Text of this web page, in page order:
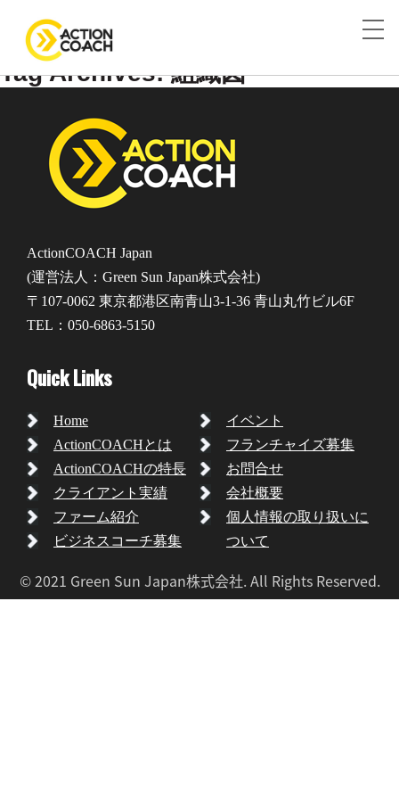
Tag Archives: 組織図
ActionCOACH Japan
(運営法人：Green Sun Japan株式会社)
〒107-0062 東京都港区南青山3-1-36 青山丸竹ビル6F
TEL：050-6863-5150
Quick Links
Home
ActionCOACHとは
ActionCOACHの特長
クライアント実績
ファーム紹介
ビジネスコーチ募集
イベント
フランチャイズ募集
お問合せ
会社概要
個人情報の取り扱いに
ついて
© 2021 Green Sun Japan株式会社. All Rights Reserved.